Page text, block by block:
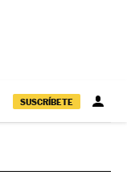
SUSCRÍBETE